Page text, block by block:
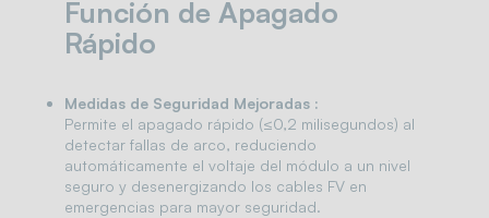
Función de Apagado
Rápido
Medidas de Seguridad Mejoradas :
Permite el apagado rápido (≤0,2 milisegundos) al
detectar fallas de arco, reduciendo
automáticamente el voltaje del módulo a un nivel
seguro y desenergizando los cables FV en
emergencias para mayor seguridad.